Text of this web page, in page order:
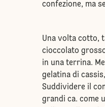
confezione, ma
Una volta cotto,
cioccolato
in una terrina.
gelatina di
Suddividere il
grandi ca. come